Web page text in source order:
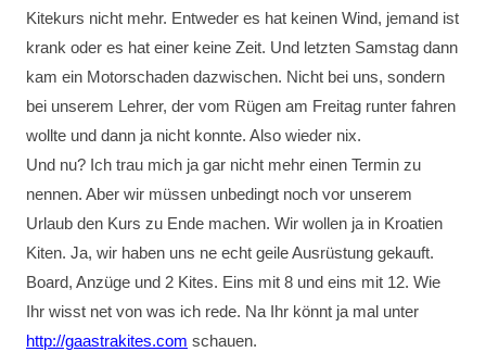
Kitekurs nicht mehr. Entweder es hat keinen Wind, jemand ist
krank oder es hat einer keine Zeit. Und letzten Samstag dann
kam ein Motorschaden dazwischen. Nicht bei uns, sondern
bei unserem Lehrer, der vom Rügen am Freitag runter fahren
wollte und dann ja nicht konnte. Also wieder nix.
Und nu? Ich trau mich ja gar nicht mehr einen Termin zu
nennen. Aber wir müssen unbedingt noch vor unserem
Urlaub den Kurs zu Ende machen. Wir wollen ja in Kroatien
Kiten. Ja, wir haben uns ne echt geile Ausrüstung gekauft.
Board, Anzüge und 2 Kites. Eins mit 8 und eins mit 12. Wie
Ihr wisst net von was ich rede. Na Ihr könnt ja mal unter
http://gaastrakites.com schauen.